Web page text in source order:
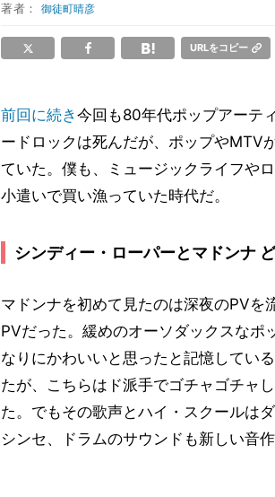
著者：御徒町晴彦
URLをコピー
前回に続き今回も80年代ポップアーテ
ードロックは死んだが、ポップやMTV
ていた。僕も、ミュージックライフや
小遣いで買い漁っていた時代だ。
シンディー・ローパーとマドンナ
マドンナを初めて見たのは深夜のPV
PVだった。緩めのオーソダックスな
なりにかわいいと思ったと記憶してい
たが、こちらはド派手でゴチャゴチャ
た。でもその歌声とハイ・スクールは
シンセ、ドラムのサウンドも新しい音